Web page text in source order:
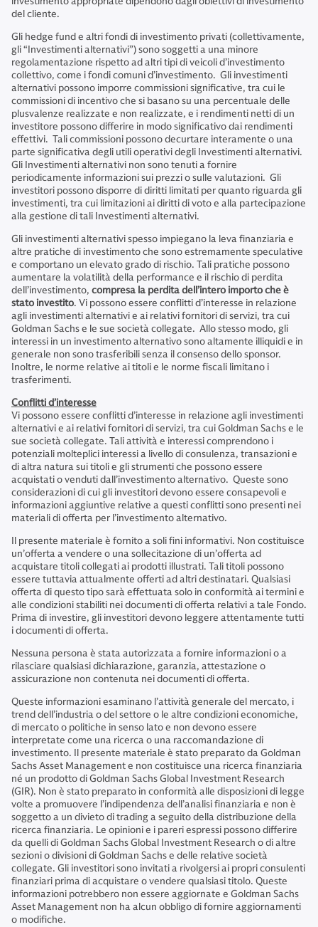
del cliente.
Gli hedge fund e altri fondi di investimento privati (collettivamente,
gli “Investimenti alternativi”) sono soggetti a una minore
regolamentazione rispetto ad altri tipi di veicoli d’investimento
collettivo, come i fondi comuni d’investimento. Gli investimenti
alternativi possono imporre commissioni significative, tra cui le
commissioni di incentivo che si basano su una percentuale delle
plusvalenze realizzate e non realizzate, e i rendimenti netti di un
investitore possono differire in modo significativo dai rendimenti
effettivi. Tali commissioni possono decurtare interamente o una
parte significativa degli utili operativi degli Investimenti alternativi.
Gli Investimenti alternativi non sono tenuti a fornire
periodicamente informazioni sui prezzi o sulle valutazioni. Gli
investitori possono disporre di diritti limitati per quanto riguarda gli
investimenti, tra cui limitazioni ai diritti di voto e alla partecipazione
alla gestione di tali Investimenti alternativi.
Gli investimenti alternativi spesso impiegano la leva finanziaria e
altre pratiche di investimento che sono estremamente speculative
e comportano un elevato grado di rischio. Tali pratiche possono
aumentare la volatilità della performance e il rischio di perdita
dell’investimento, compresa la perdita dell’intero importo che è
stato investito. Vi possono essere conflitti d’interesse in relazione
agli investimenti alternativi e ai relativi fornitori di servizi, tra cui
Goldman Sachs e le sue società collegate. Allo stesso modo, gli
interessi in un investimento alternativo sono altamente illiquidi e in
generale non sono trasferibili senza il consenso dello sponsor.
Inoltre, le norme relative ai titoli e le norme fiscali limitano i
trasferimenti.
Conflitti d’interesse
Vi possono essere conflitti d’interesse in relazione agli investimenti
alternativi e ai relativi fornitori di servizi, tra cui Goldman Sachs e le
sue società collegate. Tali attività e interessi comprendono i
potenziali molteplici interessi a livello di consulenza, transazioni e
di altra natura sui titoli e gli strumenti che possono essere
acquistati o venduti dall’investimento alternativo. Queste sono
considerazioni di cui gli investitori devono essere consapevoli e
informazioni aggiuntive relative a questi conflitti sono presenti nei
materiali di offerta per l’investimento alternativo.
Il presente materiale è fornito a soli fini informativi. Non costituisce
un’offerta a vendere o una sollecitazione di un’offerta ad
acquistare titoli collegati ai prodotti illustrati. Tali titoli possono
essere tuttavia attualmente offerti ad altri destinatari. Qualsiasi
offerta di questo tipo sarà effettuata solo in conformità ai termini e
alle condizioni stabiliti nei documenti di offerta relativi a tale Fondo.
Prima di investire, gli investitori devono leggere attentamente tutti
i documenti di offerta.
Nessuna persona è stata autorizzata a fornire informazioni o a
rilasciare qualsiasi dichiarazione, garanzia, attestazione o
assicurazione non contenuta nei documenti di offerta.
Queste informazioni esaminano l’attività generale del mercato, i
trend dell’industria o del settore o le altre condizioni economiche,
di mercato o politiche in senso lato e non devono essere
interpretate come una ricerca o una raccomandazione di
investimento. Il presente materiale è stato preparato da Goldman
Sachs Asset Management e non costituisce una ricerca finanziaria
né un prodotto di Goldman Sachs Global Investment Research
(GIR). Non è stato preparato in conformità alle disposizioni di legge
volte a promuovere l’indipendenza dell’analisi finanziaria e non è
soggetto a un divieto di trading a seguito della distribuzione della
ricerca finanziaria. Le opinioni e i pareri espressi possono differire
da quelli di Goldman Sachs Global Investment Research o di altre
sezioni o divisioni di Goldman Sachs e delle relative società
collegate. Gli investitori sono invitati a rivolgersi ai propri consulenti
finanziari prima di acquistare o vendere qualsiasi titolo. Queste
informazioni potrebbero non essere aggiornate e Goldman Sachs
Asset Management non ha alcun obbligo di fornire aggiornamenti
o modifiche.